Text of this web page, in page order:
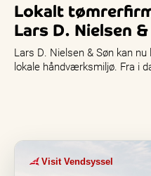
Lokalt
Lars D. Nielsen
Lars D. Nielsen & Søn kan
lokale håndværksmiljø. Fra i
Visit Vendsyssel